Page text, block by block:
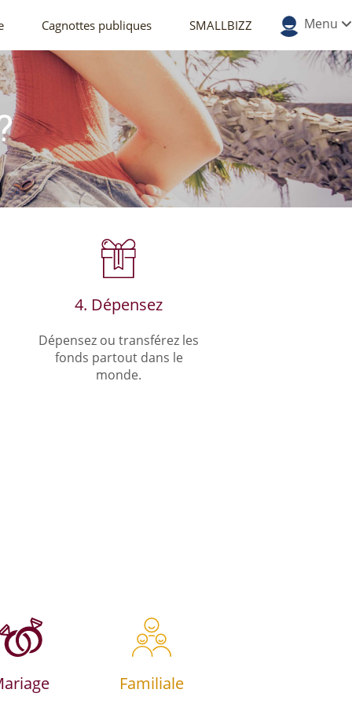
Cagnottes publiques SMALLBIZZ Menu
4. Dépensez
Dépensez ou transférez les
fonds partout dans le
monde.
Familiale